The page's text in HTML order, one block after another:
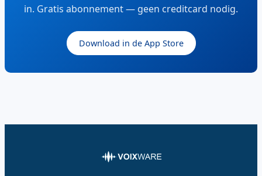
in. Gratis abonnement — geen creditcard nodig.
Download in de App Store